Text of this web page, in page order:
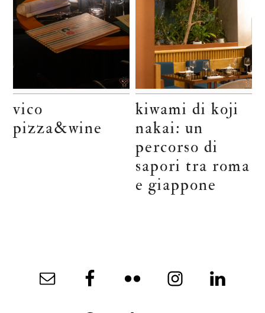
vico
pizza&wine
kiwami di koji
nakai: un
percorso di
sapori tra roma
e giappone